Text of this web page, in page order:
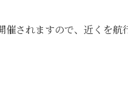
されますので、近くを航